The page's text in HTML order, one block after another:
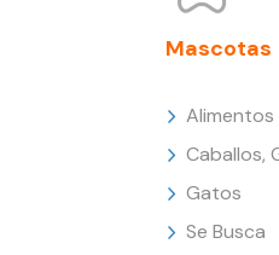
Mascotas
Alimentos
Caballos,
Gatos
Se Busca